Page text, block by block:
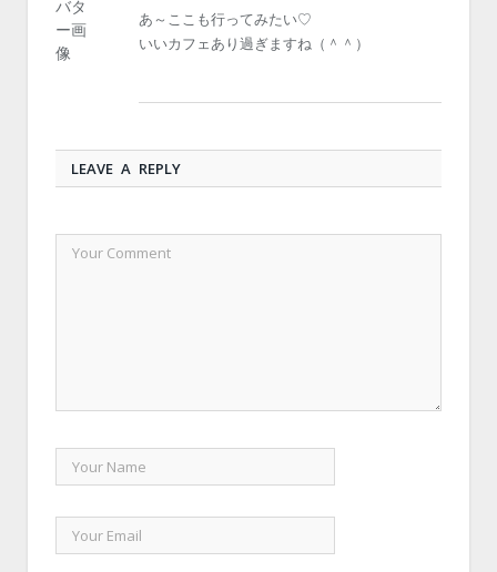
あ～ここも行ってみたい♡
いいカフェあり過ぎますね（＾＾）
LEAVE A REPLY